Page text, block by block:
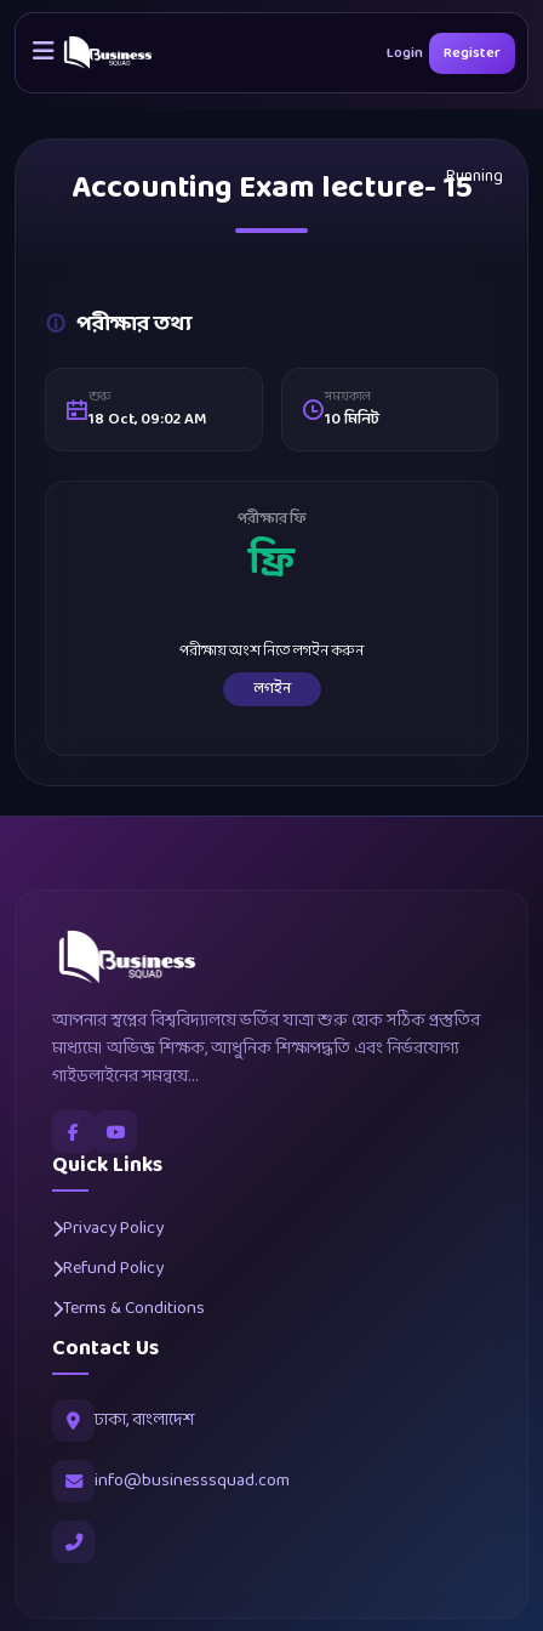
Login Register
Running
Accounting Exam lecture- 15
পরীক্ষার তথ্য
শুরু
18 Oct, 09:02 AM
সময়কাল
10 মিনিট
পরীক্ষার ফি
ফ্রি
পরীক্ষায় অংশ নিতে লগইন করুন
লগইন
আপনার স্বপ্নের বিশ্ববিদ্যালয়ে ভর্তির যাত্রা শুরু হোক সঠিক প্রস্তুতির
মাধ্যমে। অভিজ্ঞ শিক্ষক, আধুনিক শিক্ষাপদ্ধতি এবং নির্ভরযোগ্য
গাইডলাইনের সমন্বয়ে...
Quick Links
Privacy Policy
Refund Policy
Terms & Conditions
Contact Us
ঢাকা, বাংলাদেশ
info@businesssquad.com